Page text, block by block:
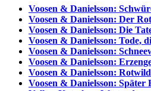
Voosen & Danielsson:
Voosen & Danielsson: Der
Voosen & Danielsson: Die
Voosen & Danielsson: Tode,
Voosen & Danielsson:
Voosen & Danielsson:
Voosen & Danielsson: Rotwild
Voosen & Danielsson: Später